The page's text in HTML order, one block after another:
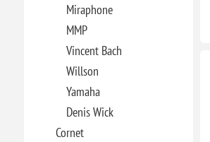
Miraphone
MMP
Vincent Bach
Willson
Yamaha
Denis Wick
Cornet